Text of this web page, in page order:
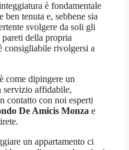
è fondamentale
ben tenuta e, sebbene sia
svolgere da soli gli
della propria
consigliabile rivolgersi a
come dipingere un
servizio affidabile,
contatto con noi esperti
De Amicis Monza e
un appartamento ci